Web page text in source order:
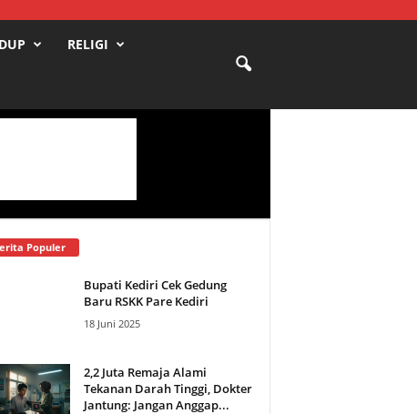
RELIGI
Populer
Bupati Kediri Cek Gedung
Baru RSKK Pare Kediri
18 Juni 2025
2,2 Juta Remaja Alami
Tekanan Darah Tinggi, Dokter
Jantung: Jangan Anggap...